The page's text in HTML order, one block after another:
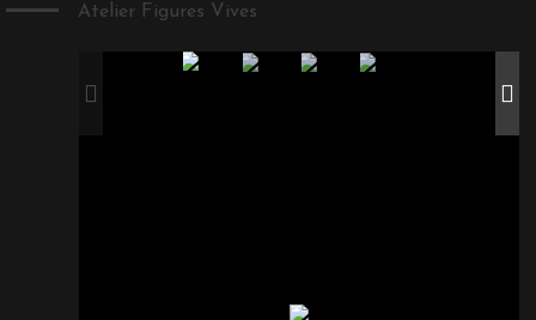
Atelier Figures Vives